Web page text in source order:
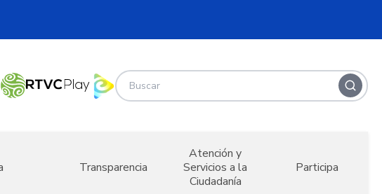
Transparencia
Atención y
Servicios a la
Ciudadanía
Participa